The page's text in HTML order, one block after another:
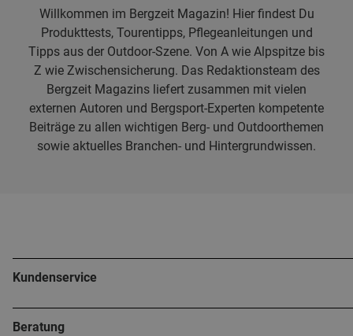
Willkommen im Bergzeit Magazin! Hier findest Du
Produkttests, Tourentipps, Pflegeanleitungen und
Tipps aus der Outdoor-Szene. Von A wie Alpspitze bis
Z wie Zwischensicherung. Das Redaktionsteam des
Bergzeit Magazins liefert zusammen mit vielen
externen Autoren und Bergsport-Experten kompetente
Beiträge zu allen wichtigen Berg- und Outdoorthemen
sowie aktuelles Branchen- und Hintergrundwissen.
Kundenservice
Beratung